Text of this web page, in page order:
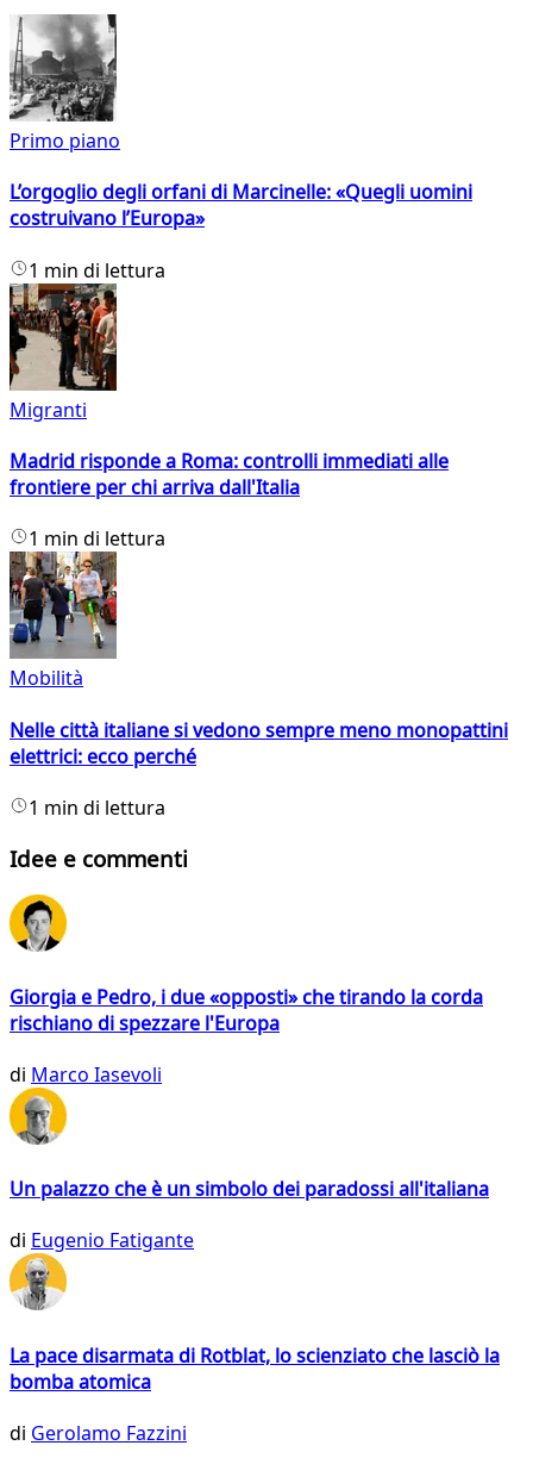
Primo piano
L’orgoglio degli orfani di Marcinelle: «Quegli uomini
costruivano l’Europa»
1 min di lettura
Migranti
Madrid risponde a Roma: controlli immediati alle
frontiere per chi arriva dall'Italia
1 min di lettura
Mobilità
Nelle città italiane si vedono sempre meno monopattini
elettrici: ecco perché
1 min di lettura
Idee e commenti
Giorgia e Pedro, i due «opposti» che tirando la corda
rischiano di spezzare l'Europa
di Marco Iasevoli
Un palazzo che è un simbolo dei paradossi all'italiana
di Eugenio Fatigante
La pace disarmata di Rotblat, lo scienziato che lasciò la
bomba atomica
di Gerolamo Fazzini